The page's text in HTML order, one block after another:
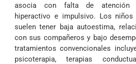
asocia con falta de atención
hiperactivo e impulsivo. Los
suelen tener baja autoestima,
con sus compañeros y bajo
tratamientos convencionales
psicoterapia, terapias